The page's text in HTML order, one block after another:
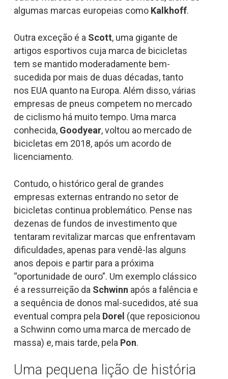
algumas marcas europeias como Kalkhoff.
Outra exceção é a Scott, uma gigante de
artigos esportivos cuja marca de bicicletas
tem se mantido moderadamente bem-
sucedida por mais de duas décadas, tanto
nos EUA quanto na Europa. Além disso, várias
empresas de pneus competem no mercado
de ciclismo há muito tempo. Uma marca
conhecida, Goodyear, voltou ao mercado de
bicicletas em 2018, após um acordo de
licenciamento.
Contudo, o histórico geral de grandes
empresas externas entrando no setor de
bicicletas continua problemático. Pense nas
dezenas de fundos de investimento que
tentaram revitalizar marcas que enfrentavam
dificuldades, apenas para vendê-las alguns
anos depois e partir para a próxima
“oportunidade de ouro”. Um exemplo clássico
é a ressurreição da Schwinn após a falência e
a sequência de donos mal-sucedidos, até sua
eventual compra pela Dorel (que reposicionou
a Schwinn como uma marca de mercado de
massa) e, mais tarde, pela Pon.
Uma pequena lição de história